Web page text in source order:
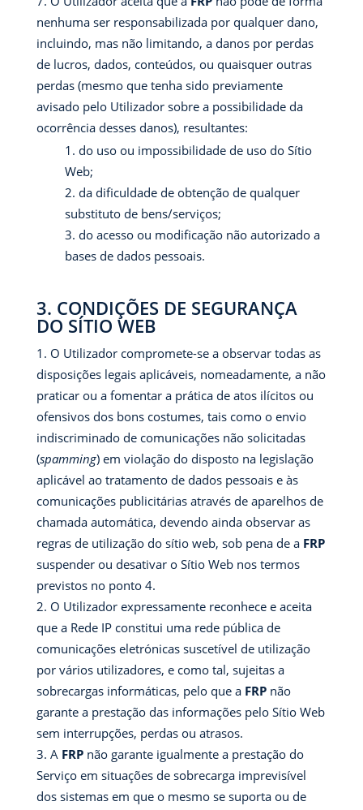
nenhuma ser responsabilizada por qualquer dano,
incluindo, mas não limitando, a danos por perdas
de lucros, dados, conteúdos, ou quaisquer outras
perdas (mesmo que tenha sido previamente
avisado pelo Utilizador sobre a possibilidade da
ocorrência desses danos), resultantes:
do uso ou impossibilidade de uso do Sítio
Web;
da dificuldade de obtenção de qualquer
substituto de bens/serviços;
do acesso ou modificação não autorizado a
bases de dados pessoais.
3. CONDIÇÕES DE SEGURANÇA
DO SÍTIO WEB
O Utilizador compromete-se a observar todas as
disposições legais aplicáveis, nomeadamente, a não
praticar ou a fomentar a prática de atos ilícitos ou
ofensivos dos bons costumes, tais como o envio
indiscriminado de comunicações não solicitadas
(spamming) em violação do disposto na legislação
aplicável ao tratamento de dados pessoais e às
comunicações publicitárias através de aparelhos de
chamada automática, devendo ainda observar as
regras de utilização do sítio web, sob pena de a FRP
suspender ou desativar o Sítio Web nos termos
previstos no ponto 4.
O Utilizador expressamente reconhece e aceita
que a Rede IP constitui uma rede pública de
comunicações eletrónicas suscetível de utilização
por vários utilizadores, e como tal, sujeitas a
sobrecargas informáticas, pelo que a FRP não
garante a prestação das informações pelo Sítio Web
sem interrupções, perdas ou atrasos.
A FRP não garante igualmente a prestação do
Serviço em situações de sobrecarga imprevisível
dos sistemas em que o mesmo se suporta ou de